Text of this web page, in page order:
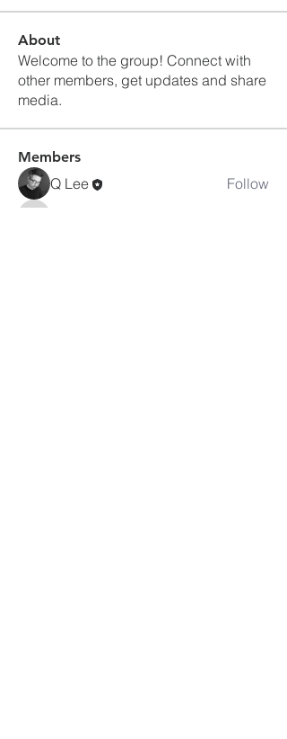
About
Welcome to the group! Connect with
other members, get updates and share
media.
Members
Q Lee Follow